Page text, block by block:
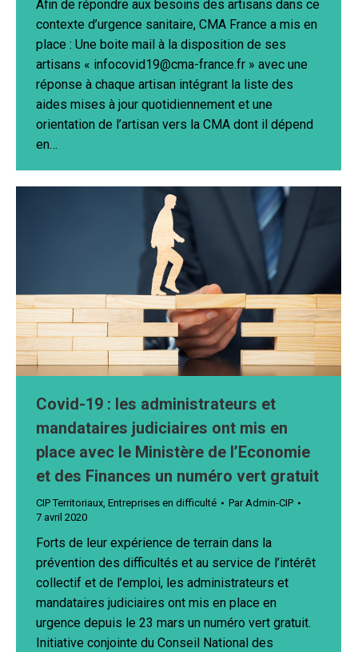
Afin de répondre aux besoins des artisans dans ce
contexte d’urgence sanitaire, CMA France a mis en
place : Une boite mail à la disposition de ses
artisans « infocovid19@cma-france.fr » avec une
réponse à chaque artisan intégrant la liste des
aides mises à jour quotidiennement et une
orientation de l’artisan vers la CMA dont il dépend
en…
Covid-19 : les administrateurs et
mandataires judiciaires ont mis en
place avec le Ministère de l’Economie
et des Finances un numéro vert gratuit
CIP Territoriaux, Entreprises en difficulté ParAdmin-CIP
7 avril 2020
Forts de leur expérience de terrain dans la
prévention des difficultés et au service de l’intérêt
collectif et de l’emploi, les administrateurs et
mandataires judiciaires ont mis en place en
urgence depuis le 23 mars un numéro vert gratuit.
Initiative conjointe du Conseil National des